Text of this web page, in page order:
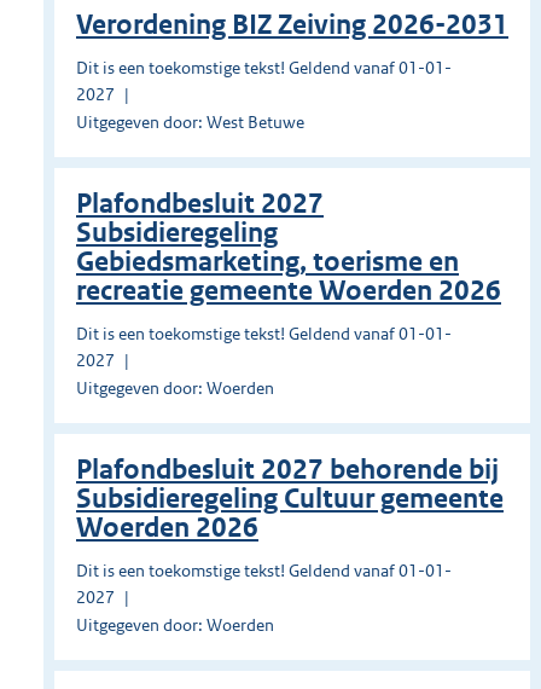
Verordening BIZ Zeiving 2026-2031
Dit is een toekomstige tekst! Geldend vanaf 01-01-
2027
Uitgegeven door: West Betuwe
Plafondbesluit 2027
Subsidieregeling
Gebiedsmarketing, toerisme en
recreatie gemeente Woerden 2026
Dit is een toekomstige tekst! Geldend vanaf 01-01-
2027
Uitgegeven door: Woerden
Plafondbesluit 2027 behorende bij
Subsidieregeling Cultuur gemeente
Woerden 2026
Dit is een toekomstige tekst! Geldend vanaf 01-01-
2027
Uitgegeven door: Woerden